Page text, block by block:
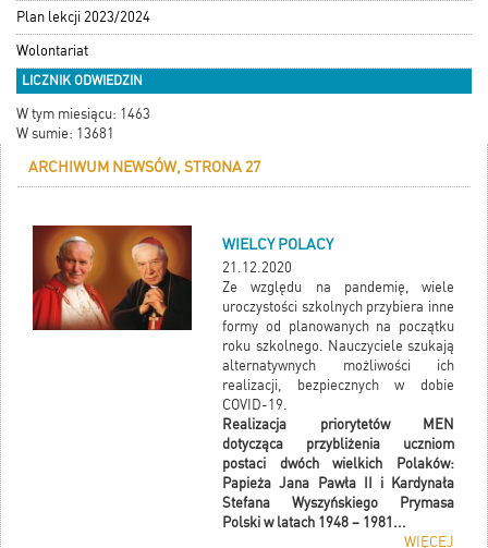
Plan lekcji 2023/2024
Wolontariat
LICZNIK ODWIEDZIN
W tym miesiącu: 1463
W sumie: 13681
ARCHIWUM NEWSÓW, STRONA 27
WIELCY POLACY
21.12.2020
Ze względu na pandemię, wiele
uroczystości szkolnych przybiera inne
formy od planowanych na początku
roku szkolnego. Nauczyciele szukają
alternatywnych możliwości ich
realizacji, bezpiecznych w dobie
COVID-19.
Realizacja priorytetów MEN
dotycząca przybliżenia uczniom
postaci dwóch wielkich Polaków:
Papieża Jana Pawła II i Kardynała
Stefana Wyszyńskiego Prymasa
Polski w latach 1948 – 1981...
WIĘCEJ